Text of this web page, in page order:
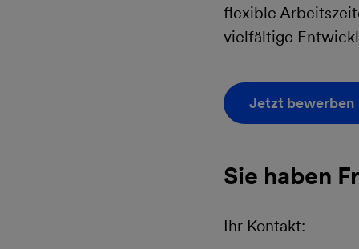
flexible
vielfältige
Jetzt bewerben
Sie haben
Ihr Kontakt: